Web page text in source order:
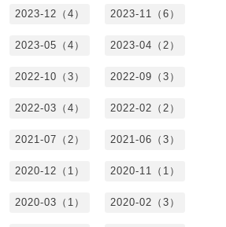
2023-12（4） 2023-11（6）
2023-05（4） 2023-04（2）
2022-10（3） 2022-09（3）
2022-03（4） 2022-02（2）
2021-07（2） 2021-06（3）
2020-12（1） 2020-11（1）
2020-03（1） 2020-02（3）